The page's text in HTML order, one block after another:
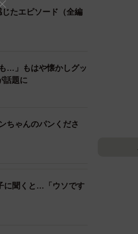
供
）。「ジェネレー
の体験談を描いた漫
、研修で使う自己紹
さらに周囲から「あ
たエピソード（全編
…」もはや懐かしグッ
話題に
ちゃんのパンくださ
に聞くと…「ウソです